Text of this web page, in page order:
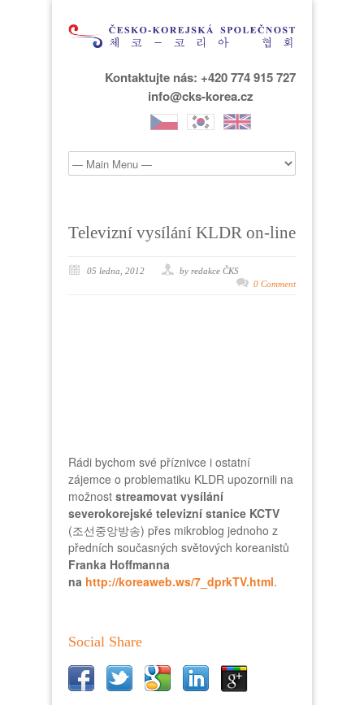
Kontaktujte nás: +420 774 915 727
info@cks-korea.cz
Televizní vysílání KLDR on-line
05 ledna, 2012
by redakce ČKS
0 Comment
Rádi bychom své příznivce i ostatní
zájemce o problematiku KLDR upozornili na
možnost streamovat vysílání
severokorejské televizní stanice KCTV
(조선중앙방송) přes mikroblog jednoho z
předních současných světových koreanistů
Franka Hoffmanna
na http://koreaweb.ws/7_dprkTV.html.
Social Share